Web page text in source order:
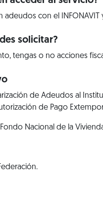
adeudos con el
solicitar?
tengas o no acciones
de Adeudos al
de Pago
Nacional de la